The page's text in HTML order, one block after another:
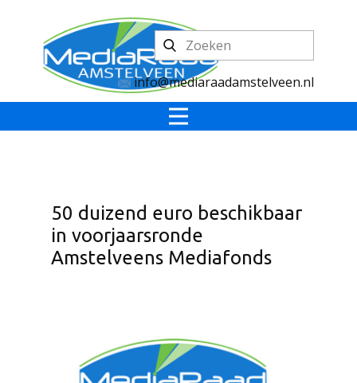
info@mediaraadamstelveen.nl
50 duizend euro beschikbaar
in voorjaarsronde
Amstelveens Mediafonds